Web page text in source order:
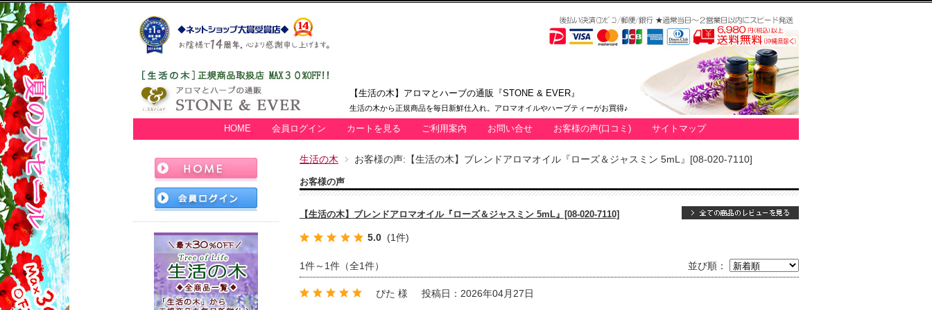
【生活の木】アロマとハーブの通販『STONE & EVER』
生活の木から正規商品を毎日新鮮仕入れ。アロマオイルやハーブティーがお買得♪
HOME 会員ログイン カートを見る ご利用案内 お問い合せ お客様の声(口コミ) サイトマップ
生活の木 お客様の声:【生活の木】ブレンドアロマオイル『ローズ＆ジャスミン 5mL』[08-020-7110]
お客様の声
【生活の木】ブレンドアロマオイル『ローズ＆ジャスミン 5mL』[08-020-7110]
5.0 (1件)
1件～1件（全1件） 並び順：
ぴた 様 投稿日：2026年04月27日